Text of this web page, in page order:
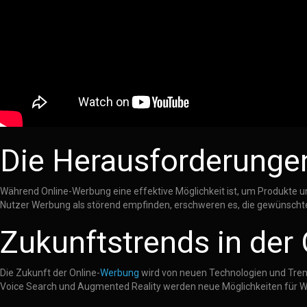
Die
Während Online-Werbung eine effektive Möglichkeit ist, um Produkte
Nutzer Werbung als störend empfinden, erschweren es, die
Zukunftstrends in der
Die Zukunft der Online-Werbung wird von neuen Technologien und
Voice Search und Augmented Reality werden neue Möglichkeiten für